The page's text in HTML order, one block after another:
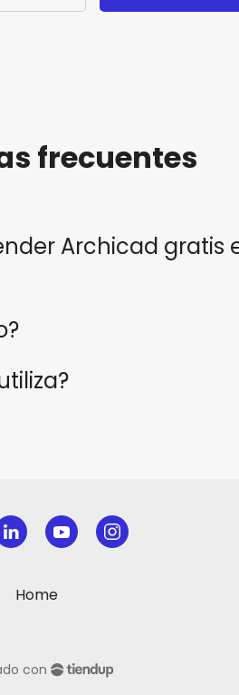
frecuentes
Archicad gratis
Home
con